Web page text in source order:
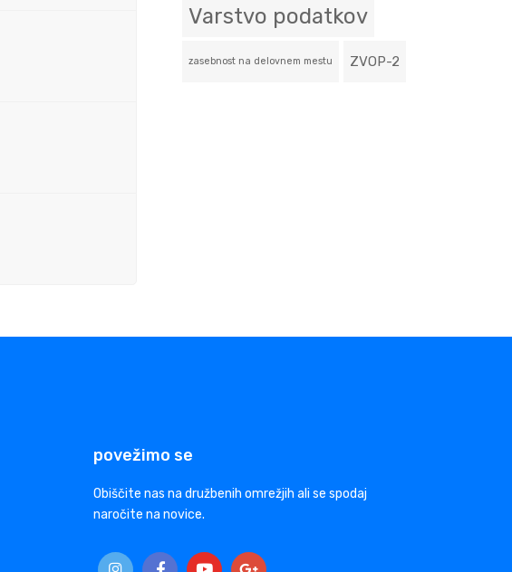
Varstvo podatkov
zasebnost na delovnem mestu ZVOP-2
povežimo se
Obiščite nas na družbenih omrežjih ali se spodaj
naročite na novice.